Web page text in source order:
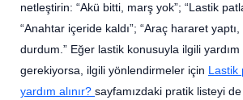
netleştirin: “Akü bitti, marş yok”; “Lastik
“Anahtar içeride kaldı”; “Araç hararet
durdum.” Eğer lastik konusuyla ilgili yardım
gerekiyorsa, ilgili yönlendirmeler için Lastik
yardım alınır? sayfamızdaki pratik listeyi